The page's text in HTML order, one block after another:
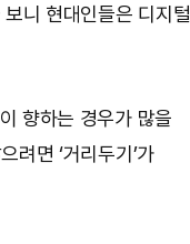
니 현대인들은 디지털
향하는 경우가 많을
려면 ‘거리두기’가